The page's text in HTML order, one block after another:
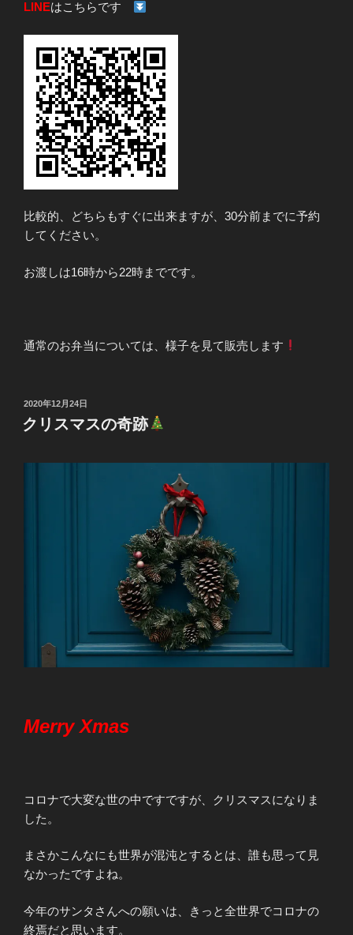
LINEはこちらです
比較的、どちらもすぐに出来ますが、30分前までに予約
してください。
お渡しは16時から22時までです。
通常のお弁当については、様子を見て販売します
投
稿
日:
2020年12月24日
クリスマスの奇跡
Merry Xmas
コロナで大変な世の中ですですが、クリスマスになりま
した。
まさかこんなにも世界が混沌とするとは、誰も思って見
なかったですよね。
今年のサンタさんへの願いは、きっと全世界でコロナの
終焉だと思います。